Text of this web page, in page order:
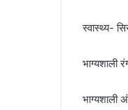
स्वास्थ्य-
भाग्यशाली
भाग्यशाली